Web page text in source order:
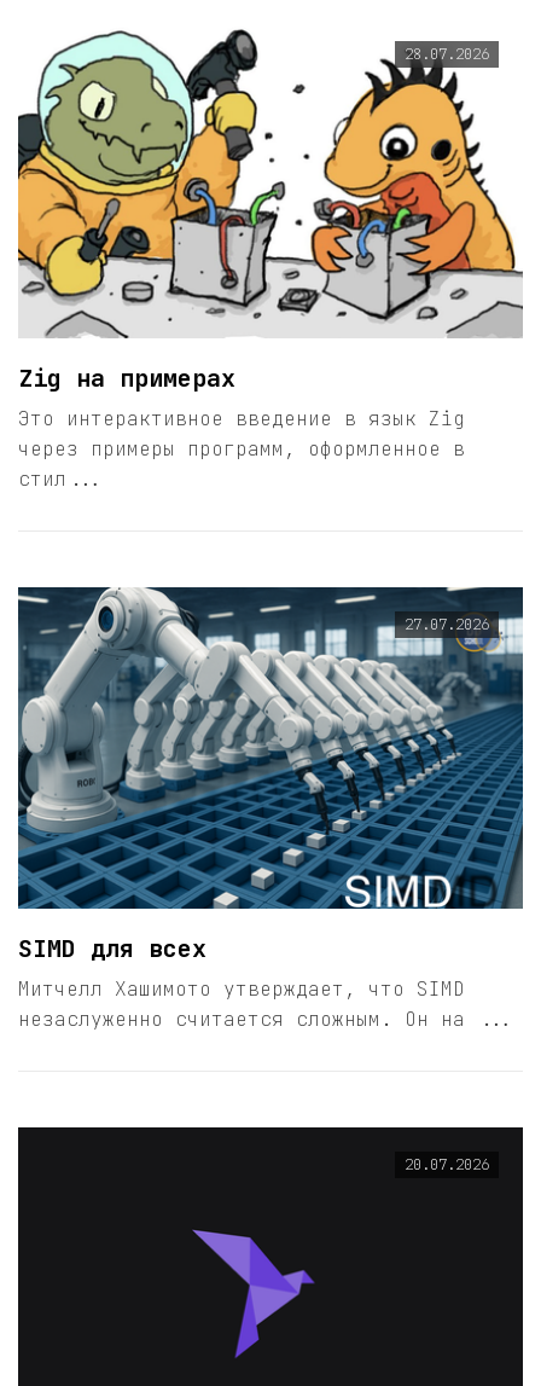
28.07.2026
Zig на примерах
Это интерактивное введение в язык Zig
через примеры программ, оформленное в
стил...
27.07.2026
SIMD для всех
Митчелл Хашимото утверждает, что SIMD
незаслуженно считается сложным. Он на ...
20.07.2026